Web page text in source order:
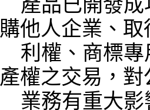
購他人企業、
產權之交易，